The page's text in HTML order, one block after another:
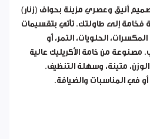
أنيق وعصري مزينة بحواف (زنار)
فخامة إلى طاولتك. تأتي بتقسيمات
الحلويات، التمر، أو
مصنوعة من خامة الأكريليك عالية
متينة، وسهلة التنظيف.
في المناسبات والضيافة.